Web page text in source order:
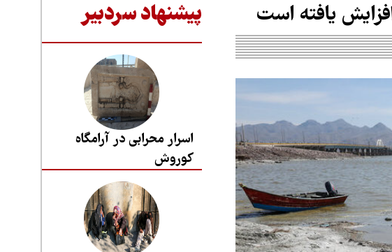
یافته است پیشنهاد سردبیر
اسرار محرابی در آرامگاه
کوروش